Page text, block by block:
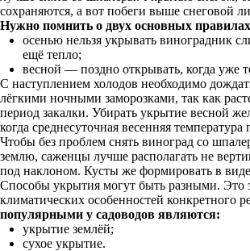
сохраняются, а вот побеги выше снеговой
Нужно помнить о двух основных
осенью нельзя укрывать виноградник
ещё тепло;
весной — поздно открывать, когда уже
С наступлением холодов необходимо
лёгкими ночными заморозками, так как
период закалки. Убирать укрытие весной
когда среднесуточная весенняя
Чтобы без проблем снять виноград со
землю, саженцы лучше располагать не
под наклоном. Кусты же формировать в
Способы укрытия могут быть разными. Это
климатических особенностей конкретного
популярными у садоводов являются:
укрытие землёй;
сухое укрытие.